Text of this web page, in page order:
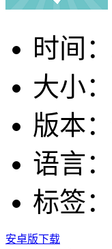
时间：
大小：
版本：
语言：
标签：
安卓版下载